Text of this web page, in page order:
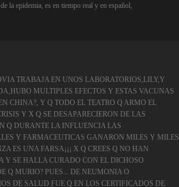
la epidemia, es en tiempo real y en español,
TRABAJA EN UNOS LABORATORIOS,LILY,Y
MULTIPLES EFECTOS Y ESTAS VACUNAS
CHINA?, Y Q TODO EL TEATRO Q ARMO EL
Y X Q SE DESAPARECIERON DE LAS
Q DURANTE LA INFLUENCIA LAS
Y FARMACEUTICAS GANARON MILES Y MILES
ES UNA FARSA¡¡¡ X Q CREES Q NO HAN
Y SE HALLA CURADO CON EL DICHOSO
Q MURIO? PUES... DE NEUMONIA O
DE SALUD FUE Q EN LOS CERTIFICADOS DE